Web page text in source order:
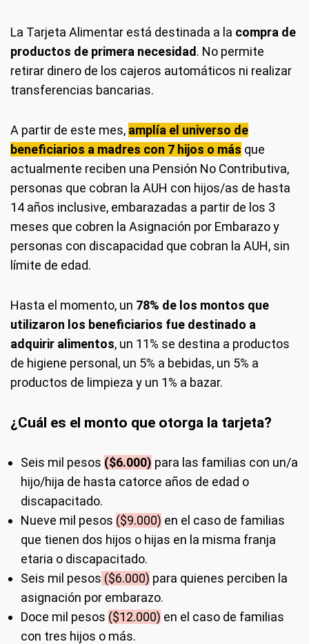
La Tarjeta Alimentar está destinada a la compra de
productos de primera necesidad . No permite
retirar dinero de los cajeros automáticos ni realizar
transferencias bancarias.
A partir de este mes, amplía el universo de
beneficiarios a madres con 7 hijos o más que
actualmente reciben una Pensión No Contributiva,
personas que cobran la AUH con hijos/as de hasta
14 años inclusive, embarazadas a partir de los 3
meses que cobren la Asignación por Embarazo y
personas con discapacidad que cobran la AUH, sin
límite de edad.
Hasta el momento, un 78% de los montos que
utilizaron los beneficiarios fue destinado a
adquirir alimentos, un 11% se destina a productos
de higiene personal, un 5% a bebidas, un 5% a
productos de limpieza y un 1% a bazar.
¿Cuál es el monto que otorga la tarjeta?
Seis mil pesos ($6.000) para las familias con un/a
hijo/hija de hasta catorce años de edad o
discapacitado.
Nueve mil pesos ($9.000) en el caso de familias
que tienen dos hijos o hijas en la misma franja
etaria o discapacitado.
Seis mil pesos ($6.000) para quienes perciben la
asignación por embarazo.
Doce mil pesos ($12.000) en el caso de familias
con tres hijos o más.